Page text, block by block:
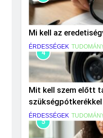
Mi kell az
ÉRDESSÉGEK
4
Mit kell szem előtt
közlekedéskor?
ÉRDESSÉGEK
5